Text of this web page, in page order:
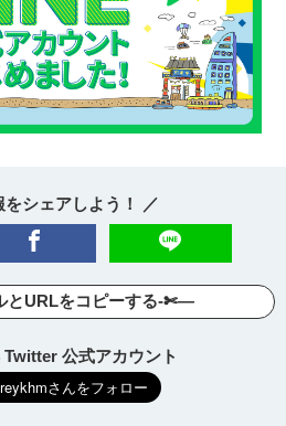
をシェアしよう！ ／
とURLをコピーする-✄—
公式アカウント